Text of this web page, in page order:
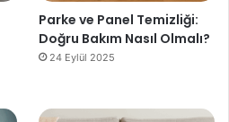
Parke ve Panel Temizliği:
Doğru Bakım Nasıl Olmalı?
24 Eylül 2025